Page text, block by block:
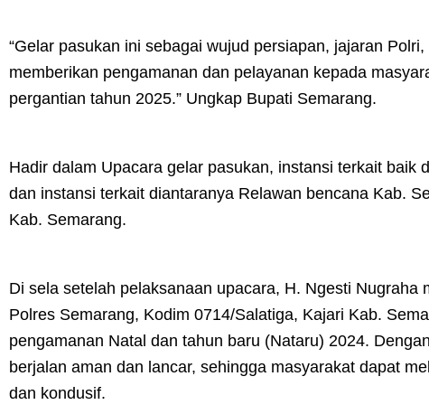
“Gelar pasukan ini sebagai wujud persiapan, jajaran
memberikan pengamanan dan pelayanan kepada
pergantian tahun 2025.” Ungkap Bupati Semarang.
Hadir dalam Upacara gelar pasukan, instansi terkait baik
dan instansi terkait diantaranya Relawan bencana Kab.
Kab. Semarang.
Di sela setelah pelaksanaan upacara, H. Ngesti Nugraha
Polres Semarang, Kodim 0714/Salatiga, Kajari Kab.
pengamanan Natal dan tahun baru (Nataru) 2024.
berjalan aman dan lancar, sehingga masyarakat dapat
dan kondusif.